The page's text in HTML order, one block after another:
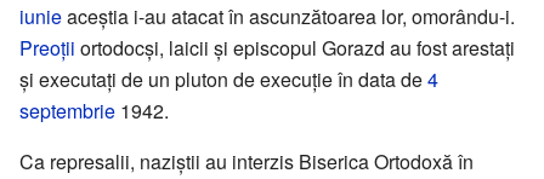
iunieaceștia i-au atacat în ascunzătoarea lor, omorându-i.
Preoții ortodocși, laicii și episcopul Gorazd au fost arestați
și executați de un pluton de execuție în data de4
septembrie 1942.
Ca represalii, naziștii au interzis Biserica Ortodoxă în